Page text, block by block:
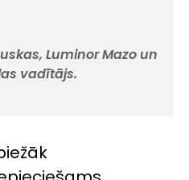
Luminor Mazo un
vadītājs.